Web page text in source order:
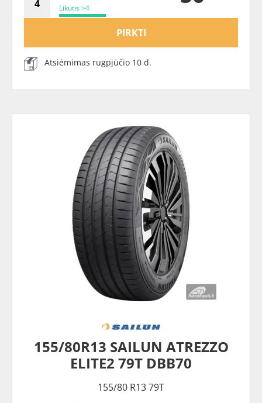
Likutis >4
PIRKTI
Atsiėmimas rugpjūčio 10 d.
155/80R13 SAILUN ATREZZO
ELITE2 79T DBB70
155/80 R13 79T